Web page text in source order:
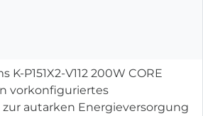
K-P151X2-V112 200W CORE
vorkonfiguriertes
autarken Energieversorgung